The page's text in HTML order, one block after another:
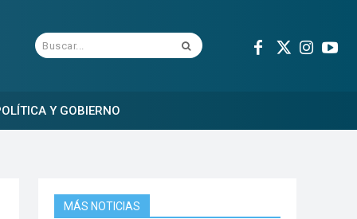
Buscar...
Y GOBIERNO
MÁS NOTICIAS